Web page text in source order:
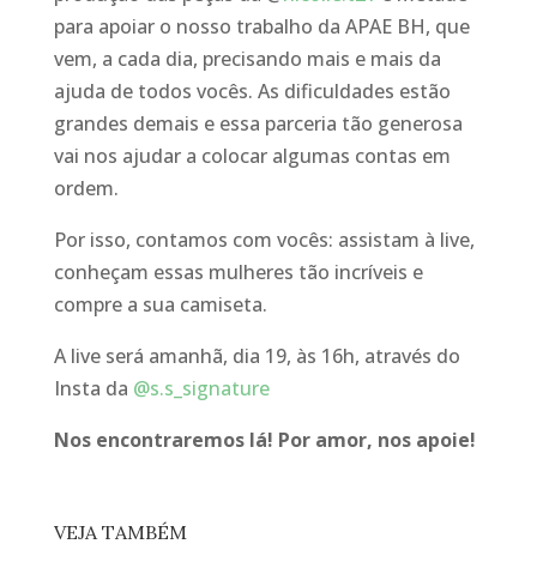
para apoiar o nosso trabalho da APAE BH, que
vem, a cada dia, precisando mais e mais da
ajuda de todos vocês. As dificuldades estão
grandes demais e essa parceria tão generosa
vai nos ajudar a colocar algumas contas em
ordem.
Por isso, contamos com vocês: assistam à live,
conheçam essas mulheres tão incríveis e
compre a sua camiseta.
A live será amanhã, dia 19, às 16h, através do
Insta da @s.s_signature
Nos encontraremos lá! Por amor, nos apoie!
VEJA TAMBÉM